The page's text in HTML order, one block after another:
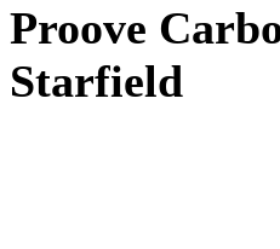
Proove
Starfield